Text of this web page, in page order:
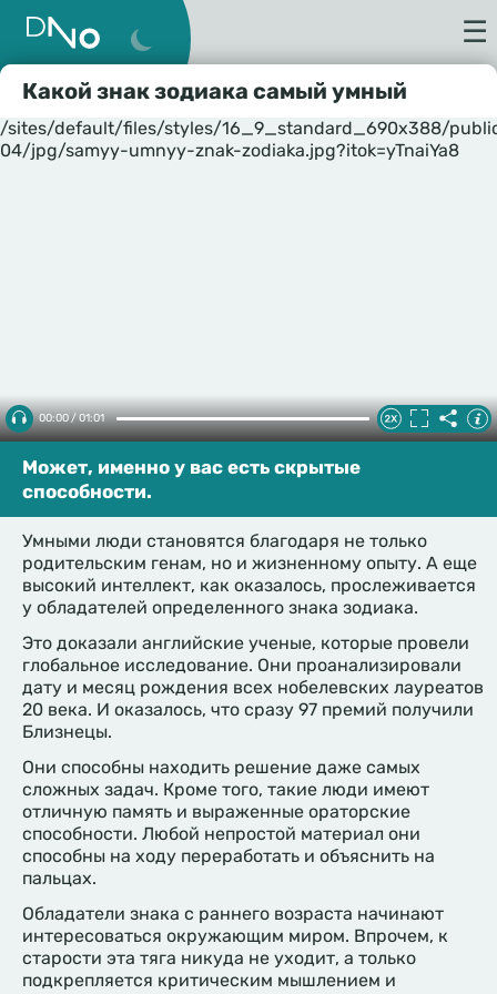
☰
Какой знак зодиака самый умный
/sites/default/files/styles/16_9_standard_690x388/
04/jpg/samyy-umnyy-znak-zodiaka.jpg?itok=yTnaiYa8
00:00 / 01:01
Может, именно у вас есть скрытые
способности.
Умными люди становятся благодаря не только
родительским генам, но и жизненному опыту. А еще
высокий интеллект, как оказалось, прослеживается
у обладателей определенного знака зодиака.
Это доказали английские ученые, которые провели
глобальное исследование. Они проанализировали
дату и месяц рождения всех нобелевских лауреатов
20 века. И оказалось, что сразу 97 премий получили
Близнецы.
Они способны находить решение даже самых
сложных задач. Кроме того, такие люди имеют
отличную память и выраженные ораторские
способности. Любой непростой материал они
способны на ходу переработать и объяснить на
пальцах.
Обладатели знака с раннего возраста начинают
интересоваться окружающим миром. Впрочем, к
старости эта тяга никуда не уходит, а только
подкрепляется критическим мышлением и